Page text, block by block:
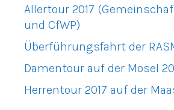
Allertour 2017
und CfWP)
Überführungsfahrt der
Damentour auf der Mosel
Herrentour 2017 auf der